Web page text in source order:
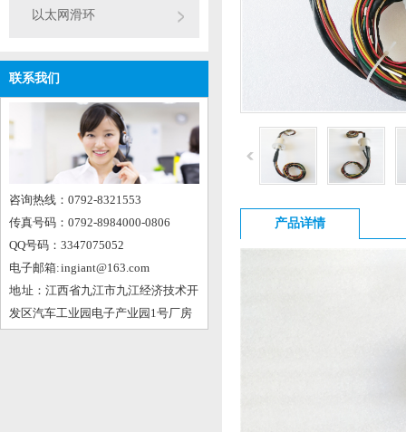
以太网滑环
联系我们
咨询热线：0792-8321553
传真号码：0792-8984000-0806
QQ号码：3347075052
电子邮箱: ingiant@163.com
地 址：江西省九江市九江经济技术开
发区汽车工业园电子产业园1号厂房
产品详情